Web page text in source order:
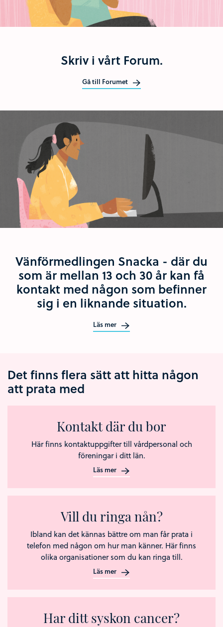
Skriv i vårt Forum.
Gå till Forumet
Vänförmedlingen Snacka - där du
som är mellan 13 och 30 år kan få
kontakt med någon som befinner
sig i en liknande situation.
Läs mer
Det finns flera sätt att hitta någon
att prata med
Kontakt där du bor
Här finns kontaktuppgifter till vårdpersonal och
föreningar i ditt län.
Läs mer
Vill du ringa nån?
Ibland kan det kännas bättre om man får prata i
telefon med någon om hur man känner. Här finns
olika organisationer som du kan ringa till.
Läs mer
Har ditt syskon cancer?